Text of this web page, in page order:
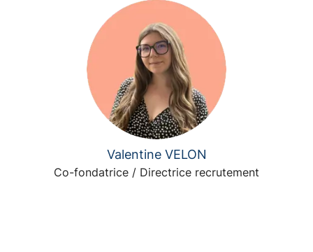
Valentine VELON
Co-fondatrice / Directrice recrutement